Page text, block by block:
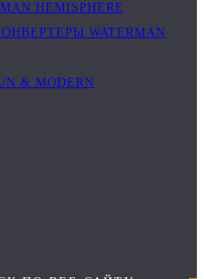
HEMISPHERE
WATERMAN
& MODERN